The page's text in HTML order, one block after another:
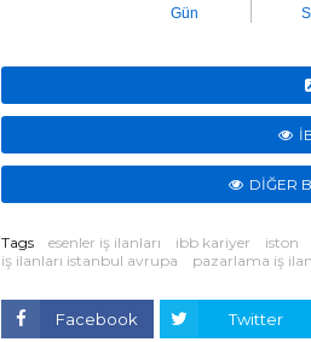
DİĞER
Tags esenler iş ilanları ibb kariyer iston
iş ilanları istanbul avrupa
pazarlama iş
Facebook Twitter